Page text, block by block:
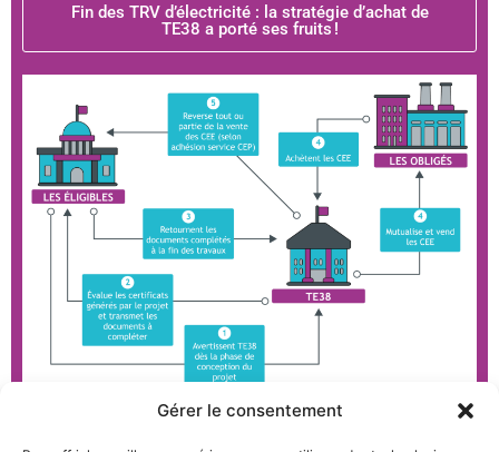
Gérer le consentement
Fin des TRV d’électricité : la stratégie d’achat de
TE38 a porté ses fruits !